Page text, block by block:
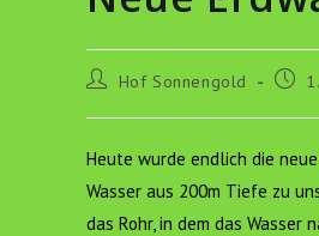
Beitrags-
Hof Sonnengold
Heute wurde endlich die
Wasser aus 200m Tiefe zu
das Rohr, in dem das Wasser